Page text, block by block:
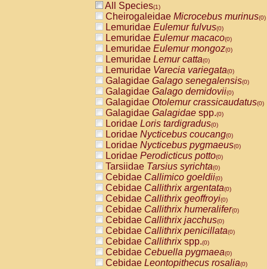
All Species(1)
Cheirogaleidae Microcebus murinus(0)
Lemuridae Eulemur fulvus(0)
Lemuridae Eulemur macaco(0)
Lemuridae Eulemur mongoz(0)
Lemuridae Lemur catta(0)
Lemuridae Varecia variegata(0)
Galagidae Galago senegalensis(0)
Galagidae Galago demidovii(0)
Galagidae Otolemur crassicaudatus(0)
Galagidae Galagidae spp.(0)
Loridae Loris tardigradus(0)
Loridae Nycticebus coucang(0)
Loridae Nycticebus pygmaeus(0)
Loridae Perodicticus potto(0)
Tarsiidae Tarsius syrichta(0)
Cebidae Callimico goeldii(0)
Cebidae Callithrix argentata(0)
Cebidae Callithrix geoffroyi(0)
Cebidae Callithrix humeralifer(0)
Cebidae Callithrix jacchus(0)
Cebidae Callithrix penicillata(0)
Cebidae Callithrixspp.(0)
Cebidae Cebuella pygmaea(0)
Cebidae Leontopithecus rosalia(0)